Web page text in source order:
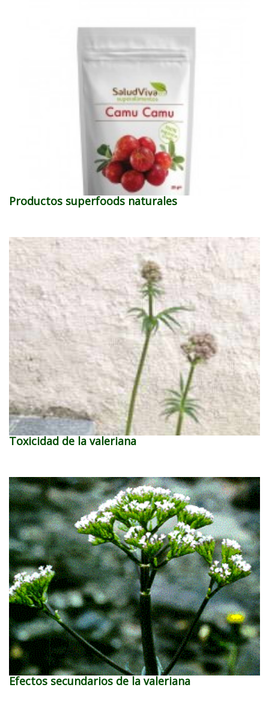
Productos superfoods naturales
Toxicidad de la valeriana
Efectos secundarios de la valeriana